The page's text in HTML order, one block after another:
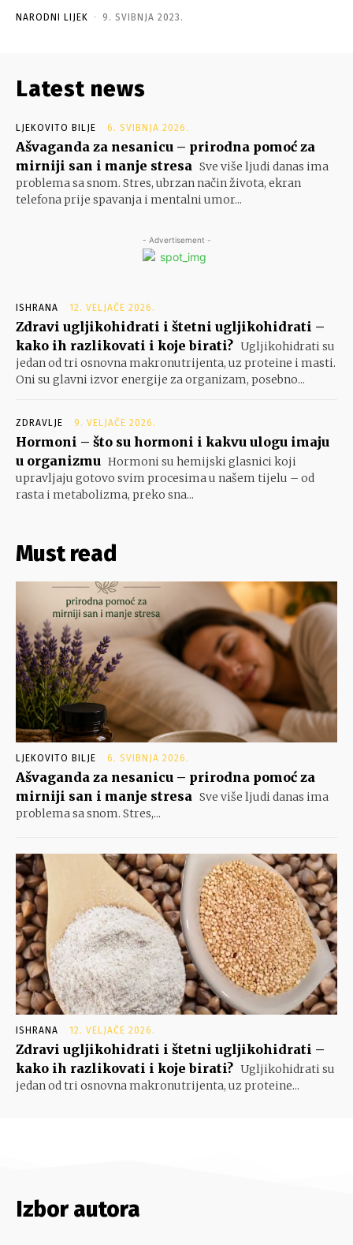
NARODNI LIJEK - 9. SVIBNJA 2023.
Latest news
LJEKOVITO BILJE 6. SVIBNJA 2026.
Ašvaganda za nesanicu – prirodna pomoć za
mirniji san i manje stresa Sve više ljudi danas ima
problema sa snom. Stres, ubrzan način života, ekran
telefona prije spavanja i mentalni umor...
- Advertisement -
ISHRANA 12. VELJAČE 2026.
Zdravi ugljikohidrati i štetni ugljikohidrati –
kako ih razlikovati i koje birati? Ugljikohidrati su
jedan od tri osnovna makronutrijenta, uz proteine i masti.
Oni su glavni izvor energije za organizam, posebno...
ZDRAVLJE 9. VELJAČE 2026.
Hormoni – što su hormoni i kakvu ulogu imaju
u organizmu Hormoni su hemijski glasnici koji
upravljaju gotovo svim procesima u našem tijelu – od
rasta i metabolizma, preko sna...
Must read
LJEKOVITO BILJE 6. SVIBNJA 2026.
Ašvaganda za nesanicu – prirodna pomoć za
mirniji san i manje stresa Sve više ljudi danas ima
problema sa snom. Stres,...
ISHRANA 12. VELJAČE 2026.
Zdravi ugljikohidrati i štetni ugljikohidrati –
kako ih razlikovati i koje birati? Ugljikohidrati su
jedan od tri osnovna makronutrijenta, uz proteine...
Izbor autora